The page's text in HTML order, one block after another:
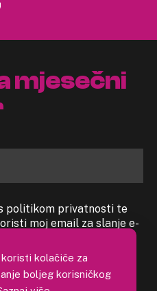
mjesečni
politikom privatnosti te
moj email za slanje e-
kolačiće za
boljeg korisničkog